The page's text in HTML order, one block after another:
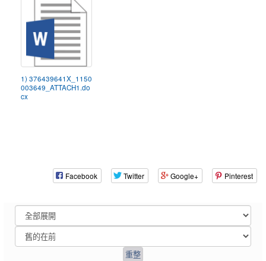
1) 376439641X_1150
003649_ATTACH1.do
cx
Facebook Twitter Google+ Pinterest